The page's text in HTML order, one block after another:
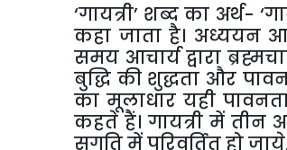
‘गायत्री’ शब्द का अर्थ-
कहा जाता है। अध्ययन
समय आचार्य द्वारा
बुद्धि की शुद्धता और
का मूलाधार यही
कहते हैं। गायत्री में तीन
सुगति में परिवर्तित हो